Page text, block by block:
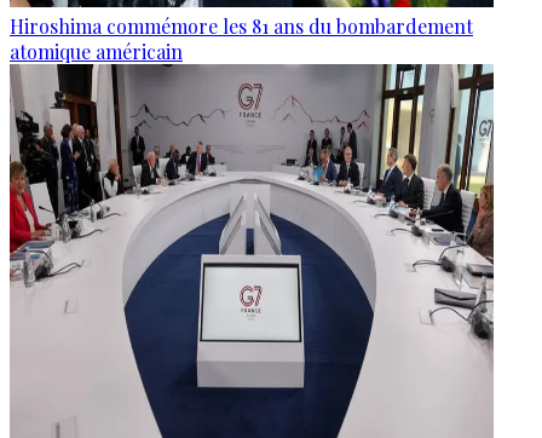
Hiroshima commémore les 81 ans du bombardement
atomique américain